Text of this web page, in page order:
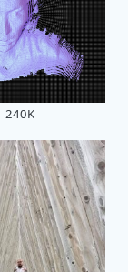
240K